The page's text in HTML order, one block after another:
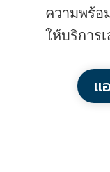
ความพร้อ
ให้บริการ
แ